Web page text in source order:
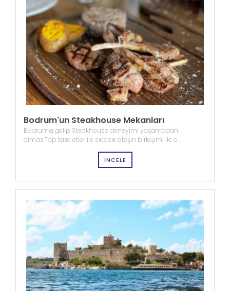
Bodrum'un Steakhouse Mekanları
Bodrum'a gelip Steakhouse deneyimi yaşamadan
olmaz.Tap taze etler ile sıcacık ateşin birleşimi ile o...
İNCELE